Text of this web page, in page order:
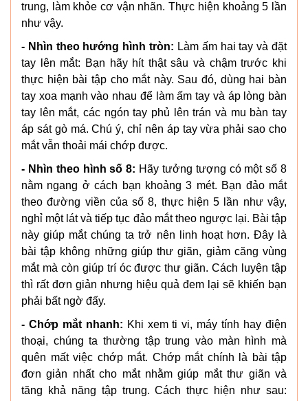
trung, làm khỏe cơ vận nhãn. Thực hiện khoảng 5 lần
như vậy.
- Nhìn theo hướng hình tròn: Làm ấm hai tay và đặt
tay lên mắt: Bạn hãy hít thật sâu và chậm trước khi
thực hiện bài tập cho mắt này. Sau đó, dùng hai bàn
tay xoa mạnh vào nhau để làm ấm tay và áp lòng bàn
tay lên mắt, các ngón tay phủ lên trán và mu bàn tay
áp sát gò má. Chú ý, chỉ nên áp tay vừa phải sao cho
mắt vẫn thoải mái chớp được.
- Nhìn theo hình số 8: Hãy tưởng tượng có một số 8
nằm ngang ở cách bạn khoảng 3 mét. Bạn đảo mắt
theo đường viền của số 8, thực hiện 5 lần như vậy,
nghỉ một lát và tiếp tục đảo mắt theo ngược lại. Bài tập
này giúp mắt chúng ta trở nên linh hoạt hơn. Đây là
bài tập không những giúp thư giãn, giảm căng vùng
mắt mà còn giúp trí óc được thư giãn. Cách luyện tập
thì rất đơn giản nhưng hiệu quả đem lại sẽ khiến bạn
phải bất ngờ đấy.
- Chớp mắt nhanh: Khi xem ti vi, máy tính hay điện
thoại, chúng ta thường tập trung vào màn hình mà
quên mất việc chớp mắt. Chớp mắt chính là bài tập
đơn giản nhất cho mắt nhằm giúp mắt thư giãn và
tăng khả năng tập trung. Cách thực hiện như sau: